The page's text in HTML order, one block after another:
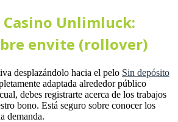
Unlimluck:
envite (rollover)
desplazándolo hacia el pelo Sin depósito
adaptada alrededor público
debes registrarte acerca de los trabajos
bono. Está seguro sobre conocer los
demanda.